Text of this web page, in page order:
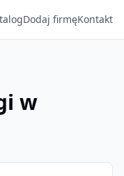
Dodaj firmęKontakt
w